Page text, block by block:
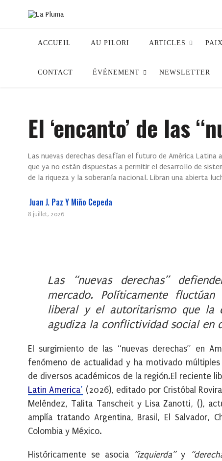
ACCUEIL AU PILORI ARTICLES
CONTACT ÉVÉNEMENT NEWSLETTER
El ‘encanto’ de las
Las nuevas derechas desafían el futuro de América Latina
que ya no están dispuestas a permitir el desarrollo de
de la riqueza y la soberanía nacional. Libran una abierta
Juan J. Paz Y Miño Cepeda
8 juillet, 2026
Las “nuevas derechas”
mercado. Políticamente
liberal y el autoritarismo que la
agudiza la conflictividad social en
El surgimiento de las “nuevas derechas” en
fenómeno de actualidad y ha motivado
de diversos académicos de la región.El reciente
Latin America’ (2026), editado por Cristóbal
Meléndez, Talita Tanscheit y Lisa Zanotti, (),
amplía tratando Argentina, Brasil, El Salvador,
Colombia y México.
Históricamente se asocia “izquierda”y